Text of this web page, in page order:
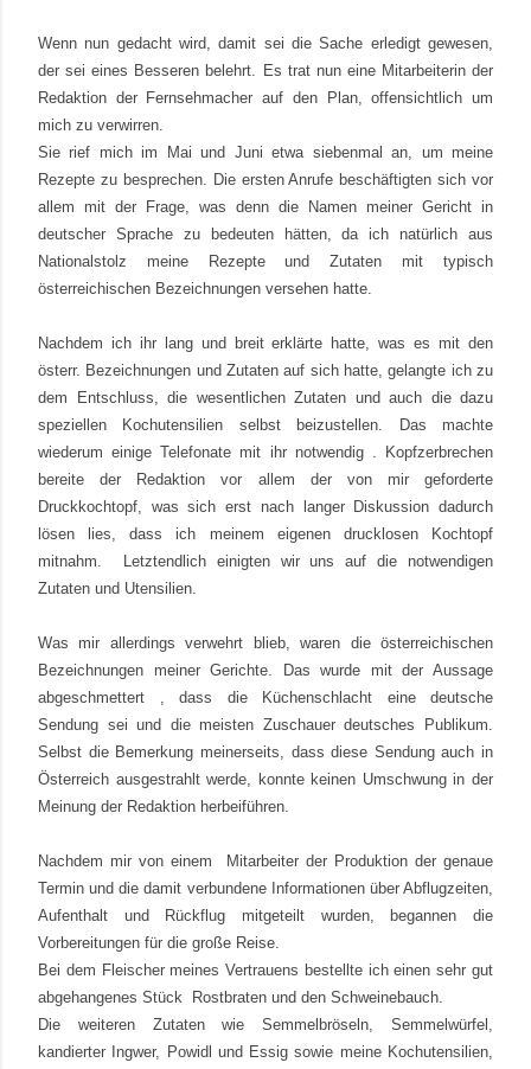
Wenn nun gedacht wird, damit sei die Sache erledigt gewesen,
der sei eines Besseren belehrt. Es trat nun eine Mitarbeiterin der
Redaktion der Fernsehmacher auf den Plan, offensichtlich um
mich zu verwirren.
Sie rief mich im Mai und Juni etwa siebenmal an, um meine
Rezepte zu besprechen. Die ersten Anrufe beschäftigten sich vor
allem mit der Frage, was denn die Namen meiner Gericht in
deutscher Sprache zu bedeuten hätten, da ich natürlich aus
Nationalstolz meine Rezepte und Zutaten mit typisch
österreichischen Bezeichnungen versehen hatte.
Nachdem ich ihr lang und breit erklärte hatte, was es mit den
österr. Bezeichnungen und Zutaten auf sich hatte, gelangte ich zu
dem Entschluss, die wesentlichen Zutaten und auch die dazu
speziellen Kochutensilien selbst beizustellen. Das machte
wiederum einige Telefonate mit ihr notwendig . Kopfzerbrechen
bereite der Redaktion vor allem der von mir geforderte
Druckkochtopf, was sich erst nach langer Diskussion dadurch
lösen lies, dass ich meinem eigenen drucklosen Kochtopf
mitnahm. Letztendlich einigten wir uns auf die notwendigen
Zutaten und Utensilien.
Was mir allerdings verwehrt blieb, waren die österreichischen
Bezeichnungen meiner Gerichte. Das wurde mit der Aussage
abgeschmettert , dass die Küchenschlacht eine deutsche
Sendung sei und die meisten Zuschauer deutsches Publikum.
Selbst die Bemerkung meinerseits, dass diese Sendung auch in
Österreich ausgestrahlt werde, konnte keinen Umschwung in der
Meinung der Redaktion herbeiführen.
Nachdem mir von einem Mitarbeiter der Produktion der genaue
Termin und die damit verbundene Informationen über Abflugzeiten,
Aufenthalt und Rückflug mitgeteilt wurden, begannen die
Vorbereitungen für die große Reise.
Bei dem Fleischer meines Vertrauens bestellte ich einen sehr gut
abgehangenes Stück
Rostbraten und den Schweinebauch.
Die weiteren Zutaten wie Semmelbröseln, Semmelwürfel,
kandierter Ingwer, Powidl und Essig sowie meine Kochutensilien,